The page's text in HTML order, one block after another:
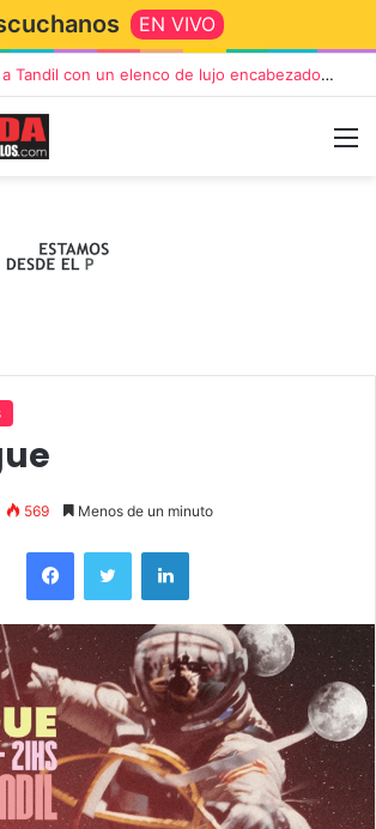
EN VIVO
“TIRRIA” llega a Tandil con un elenco de lujo encabezado por Capusotto, Spregelburd y Stefani
569 Menos de un minuto